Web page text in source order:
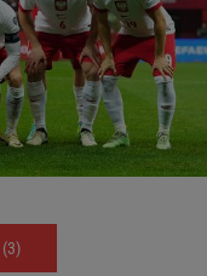
(3)